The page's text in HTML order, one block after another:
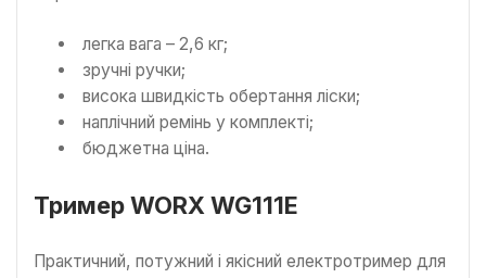
легка вага – 2,6 кг;
зручні ручки;
висока швидкість обертання ліски;
наплічний ремінь у комплекті;
бюджетна ціна.
Тример WORX WG111E
Практичний, потужний і якісний електротример для